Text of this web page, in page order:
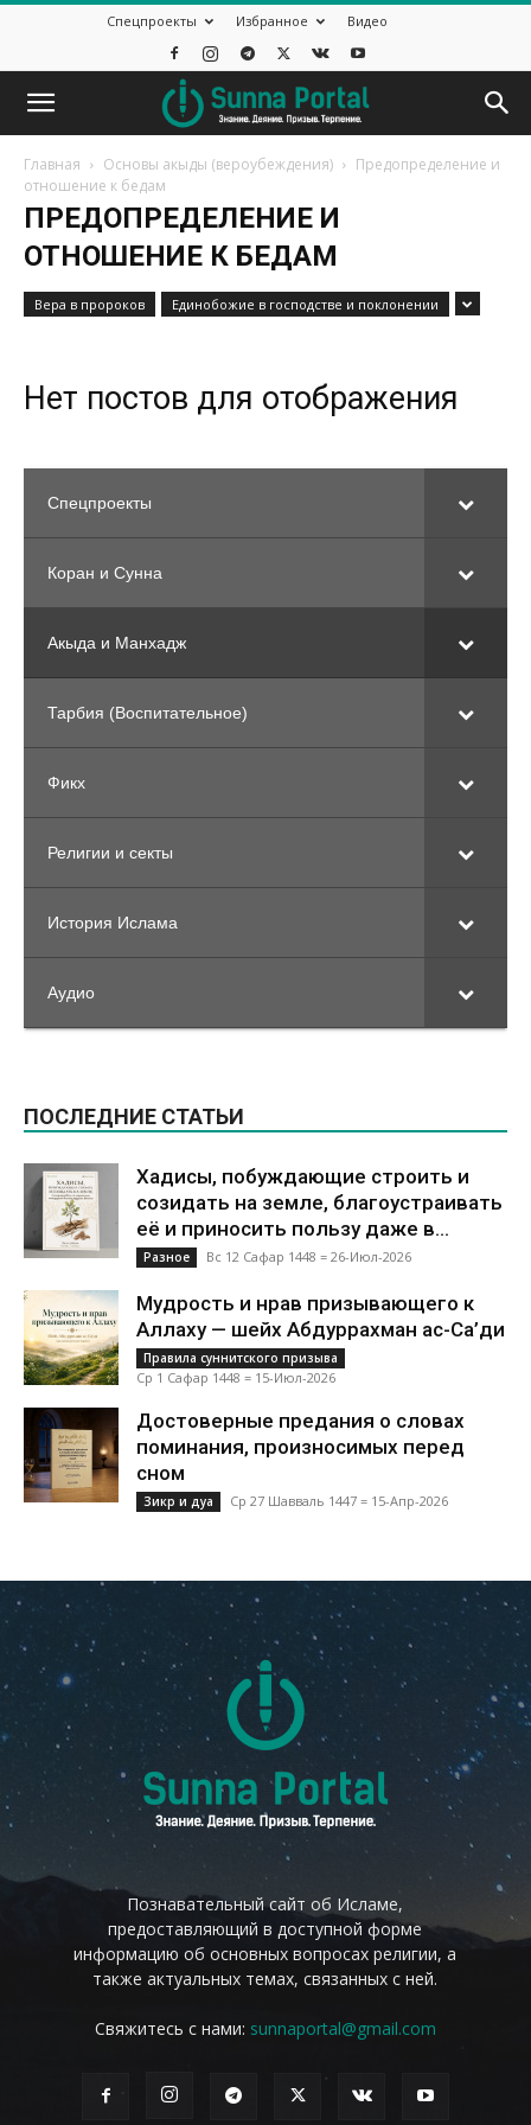
Спецпроекты Избранное Видео
Главная Основы акыды (вероубеждения)
Предопределение и
отношение к бедам
ПРЕДОПРЕДЕЛЕНИЕ И
ОТНОШЕНИЕ К БЕДАМ
Вера в пророков Единобожие в господстве и поклонении
Нет постов для отображения
Спецпроекты
Коран и Сунна
Акыда и Манхадж
Тарбия (Воспитательное)
Фикх
Религии и секты
История Ислама
Аудио
ПОСЛЕДНИЕ СТАТЬИ
Хадисы, побуждающие строить и
созидать на земле, благоустраивать
её и приносить пользу даже в...
Разное Вс 12 Сафар 1448 = 26-Июл-2026
Мудрость и нрав призывающего к
Аллаху — шейх Абдуррахман ас-Са’ди
Правила суннитского призыва
Ср 1 Сафар 1448 = 15-Июл-2026
Достоверные предания о словах
поминания, произносимых перед
сном
Зикр и дуа Ср 27 Шавваль 1447 = 15-Апр-2026
Познавательный сайт об Исламе,
предоставляющий в доступной форме
информацию об основных вопросах религии, а
также актуальных темах, связанных с ней.
Свяжитесь с нами: sunnaportal@gmail.com